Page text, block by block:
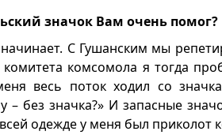
значок Вам очень помог?
С Гушанским мы
комсомола я тогда
весь поток ходил со
– без значка?» И запасные
одежде у меня был приколот